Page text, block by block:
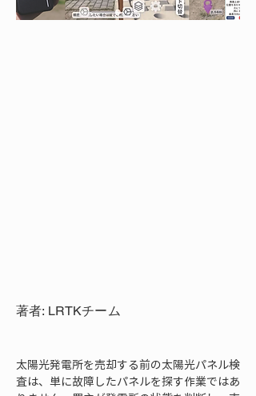
著者: LRTKチーム
太陽光発電所を売却する前の太陽光パネル検
査は、単に故障したパネルを探す作業ではあ